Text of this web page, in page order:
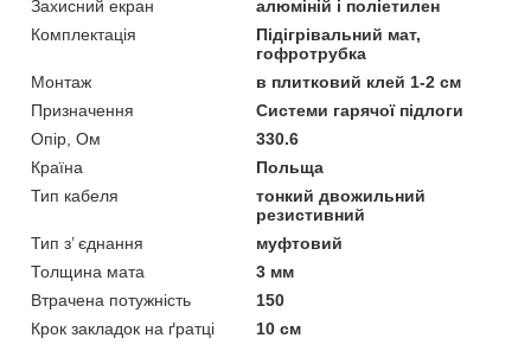
Захисний екран
алюміній і поліетилен
Комплектація
Підігрівальний мат,
гофротрубка
Монтаж
в плитковий клей 1-2 см
Призначення
Системи гарячої підлоги
Опір, Ом
330.6
Країна
Польща
Тип кабеля
тонкий двожильний
резистивний
Тип з’ єднання
муфтовий
Толщина мата
3 мм
Втрачена потужність
150
Крок закладок на ґратці
10 см